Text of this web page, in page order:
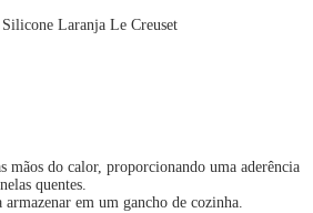
Laranja Le Creuset
mãos do calor, proporcionando uma aderência
quentes.
em um gancho de cozinha.